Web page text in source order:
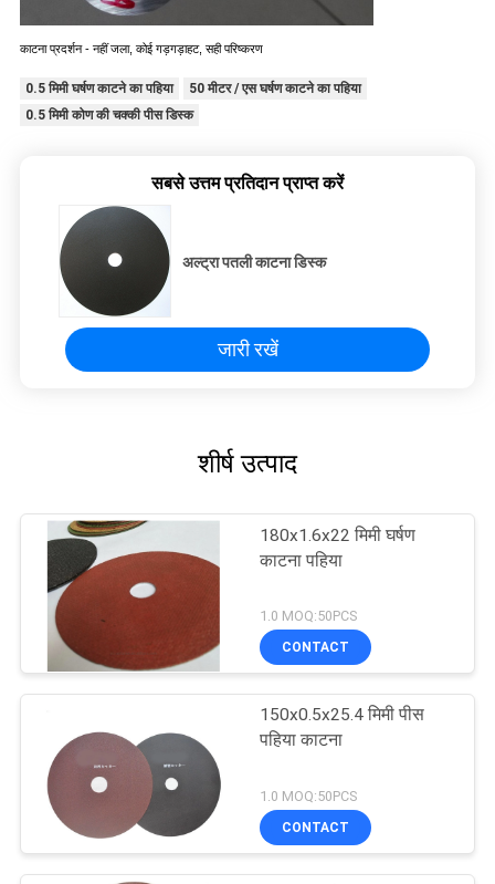
काटना प्रदर्शन - नहीं जला, कोई गड़गड़ाहट, सही परिष्करण
0.5 मिमी घर्षण काटने का पहिया
50 मीटर / एस घर्षण काटने का पहिया
0.5 मिमी कोण की चक्की पीस डिस्क
सबसे उत्तम प्रतिदान प्राप्त करें
अल्ट्रा पतली काटना डिस्क
जारी रखें
शीर्ष उत्पाद
180x1.6x22 मिमी घर्षण
काटना पहिया
1.0 MOQ:50PCS
CONTACT
150x0.5x25.4 मिमी पीस
पहिया काटना
1.0 MOQ:50PCS
CONTACT